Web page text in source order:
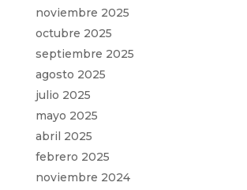
noviembre 2025
octubre 2025
septiembre 2025
agosto 2025
julio 2025
mayo 2025
abril 2025
febrero 2025
noviembre 2024